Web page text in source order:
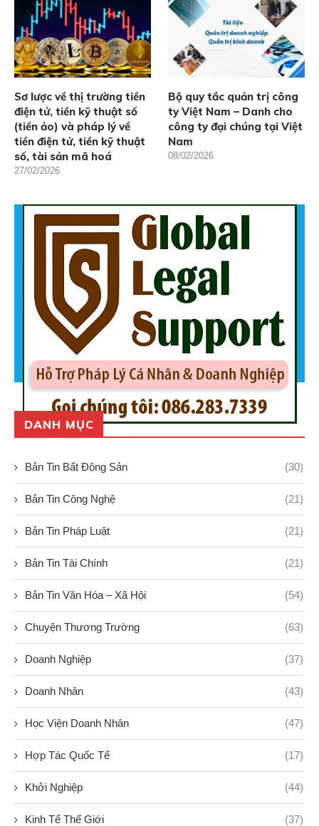
Sơ lược về thị trường tiền
điện tử, tiền kỹ thuật số
(tiền ảo) và pháp lý về
tiền điện tử, tiền kỹ thuật
số, tài sản mã hoá
27/02/2026
Bộ quy tắc quản trị công
ty Việt Nam – Danh cho
công ty đại chúng tại Việt
Nam
08/02/2026
DANH MỤC
Bản Tin Bất Động Sản (30)
Bản Tin Công Nghệ (21)
Bản Tin Pháp Luật (21)
Bản Tin Tài Chính (21)
Bản Tin Văn Hóa – Xã Hội (54)
Chuyện Thương Trường (63)
Doanh Nghiệp (37)
Doanh Nhân (43)
Học Viện Doanh Nhân (47)
Hợp Tác Quốc Tế (17)
Khởi Nghiệp (44)
Kinh Tế Thế Giới (37)